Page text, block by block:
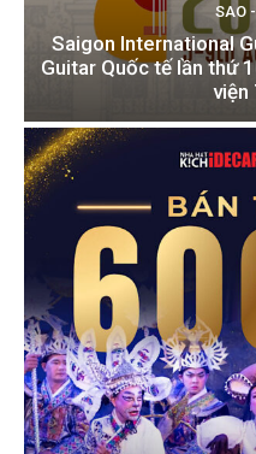
SAO
Saigon International
Guitar Quốc tế lần thứ
viện